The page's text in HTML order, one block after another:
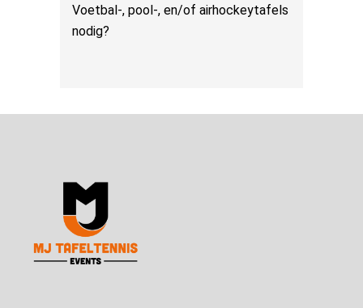
Voetbal-, pool-, en/of airhockeytafels
nodig?